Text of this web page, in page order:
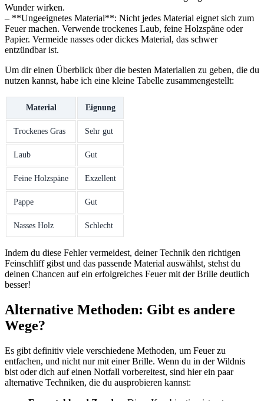
‌Wunder wirken.
– **Ungeeignetes Material**: Nicht jedes Material eignet sich⁣ zum
Feuer machen. Verwende trockenes Laub, feine Holzspäne oder
Papier. Vermeide nasses oder dickes Material, das schwer
entzündbar ist.
Um dir⁣ einen Überblick über die ​besten Materialien zu geben, die du
nutzen kannst, habe ich ⁣eine⁢ kleine Tabelle zusammengestellt:
Material Eignung
Trockenes Gras Sehr gut
Laub Gut
Feine Holzspäne Exzellent
Pappe Gut
Nasses Holz Schlecht
Indem du ⁣diese⁣ Fehler vermeidest, deiner Technik den richtigen
Feinschliff gibst und das passende Material auswählst, stehst ‌du
deinen Chancen auf ein erfolgreiches Feuer mit der Brille deutlich
besser!
Alternative Methoden: Gibt es andere
Wege?
Es gibt definitiv viele verschiedene⁤ Methoden, um Feuer zu
entfachen, und ‍nicht ‍nur mit einer ⁢Brille. Wenn du in der⁤ Wildnis
bist oder dich auf einen‍ Notfall vorbereitest, sind hier ein paar
‌alternative Techniken, die du ausprobieren kannst: